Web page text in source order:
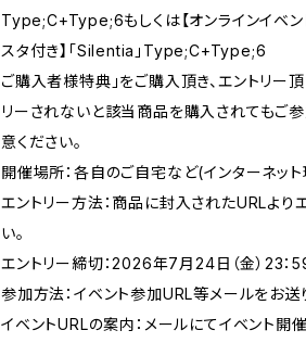
Type;C+Type;6もしくは【オンラインイベン
スタ付き】「Silentia」Type;C+Type;6
ご購入者様特典」をご購入頂き、エントリー
リーされないと該当商品を購入されてもご
意ください。
開催場所：各自のご自宅など(インターネッ
エントリー方法：商品に封入されたURLより
い。
エントリー締切：2026年7月24日（金）23：
参加方法：イベント参加URL等メールをお送
イベントURLの案内：メールにてイベント開